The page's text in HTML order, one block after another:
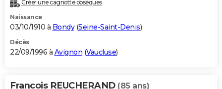
Créer une cagnotte obsèques
Naissance
03/10/1910 à Bondy(Seine-Saint-Denis)
Décès
22/09/1996 à Avignon (Vaucluse)
Francois REUCHERAND (85 ans)